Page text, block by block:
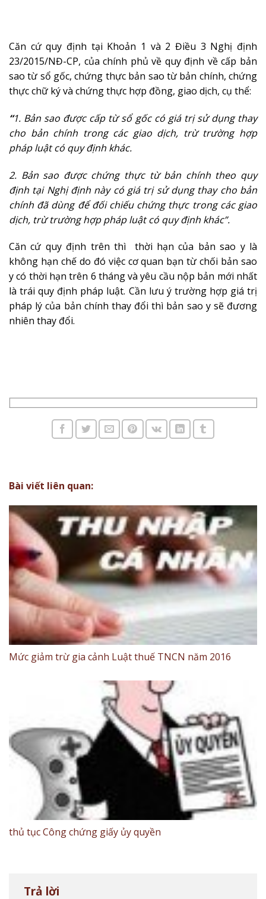
Căn cứ quy định tại Khoản 1 và 2 Điều 3 Nghị định
23/2015/NĐ-CP, của chính phủ về quy định về cấp bản
sao từ sổ gốc, chứng thực bản sao từ bản chính, chứng
thực chữ ký và chứng thực hợp đồng, giao dịch, cụ thể:
“1. Bản sao được cấp từ sổ gốc có giá trị sử dụng thay
cho bản chính trong các giao dịch, trừ trường hợp
pháp luật có quy định khác.
2. Bản sao được chứng thực từ bản chính theo quy
định tại Nghị định này có giá trị sử dụng thay cho bản
chính đã dùng để đối chiếu chứng thực trong các giao
dịch, trừ trường hợp pháp luật có quy định khác”.
Căn cứ quy định trên thì thời hạn của bản sao y là
không hạn chế do đó việc cơ quan bạn từ chối bản sao
y có thời hạn trên 6 tháng và yêu cầu nộp bản mới nhất
là trái quy định pháp luật. Cần lưu ý trường hợp giá trị
pháp lý của bản chính thay đổi thì bản sao y sẽ đương
nhiên thay đổi.
Bài viết liên quan:
Mức giảm trừ gia cảnh Luật thuế TNCN năm 2016
thủ tục Công chứng giấy ủy quyền
Trả lời